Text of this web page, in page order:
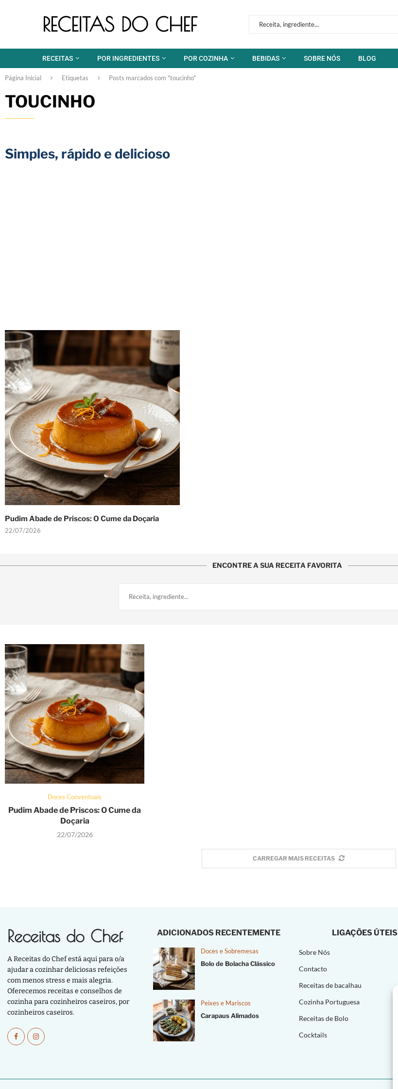
RECEITAS DO CHEF
RECEITAS POR INGREDIENTES POR COZINHA BEBIDAS SOBRE NÓS BLOG
Página Inicial Etiquetas Posts marcados com "toucinho"
TOUCINHO
Simples, rápido e delicioso
Pudim Abade de Priscos: O Cume da Doçaria
22/07/2026
ENCONTRE A SUA RECEITA FAVORITA
Doces Conventuais
Pudim Abade de Priscos: O Cume da
Doçaria
22/07/2026
CARREGAR MAIS RECEITAS
Receitas do Chef
A Receitas do Chef está aqui para o/a
ajudar a cozinhar deliciosas refeições
com menos stress e mais alegria.
Oferecemos receitas e conselhos de
cozinha para cozinheiros caseiros, por
cozinheiros caseiros.
ADICIONADOS RECENTEMENTE
Doces e Sobremesas
Bolo de Bolacha Clássico
Peixes e Mariscos
Carapaus Alimados
LIGAÇÕES ÚTEIS
Sobre Nós
Contacto
Receitas de bacalhau
Cozinha Portuguesa
Receitas de Bolo
Cocktails